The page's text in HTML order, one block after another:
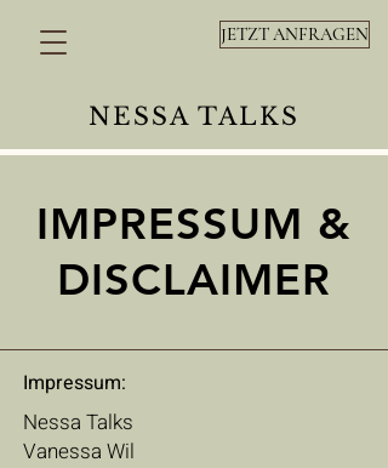
JETZT ANFRAGEN
NESSA TALKS
IMPRESSUM &
DISCLAIMER
Impressum:
Nessa Talks
Vanessa Wil